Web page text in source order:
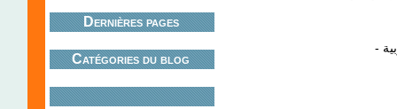
Dernières pages
Catégories du blog